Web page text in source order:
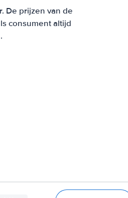
De prijzen van de
consument altijd